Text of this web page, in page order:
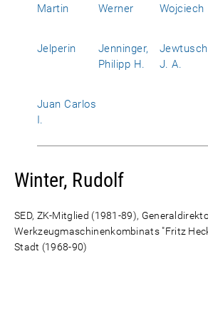
Martin
Werner
Wojciech
Jelperin
Jenninger,
Philipp H.
J. A.
Juan Carlos
I.
Winter, Rudolf
SED, ZK-Mitglied (1981-89),
Werkzeugmaschinenkombinats "Fritz
Stadt (1968-90)